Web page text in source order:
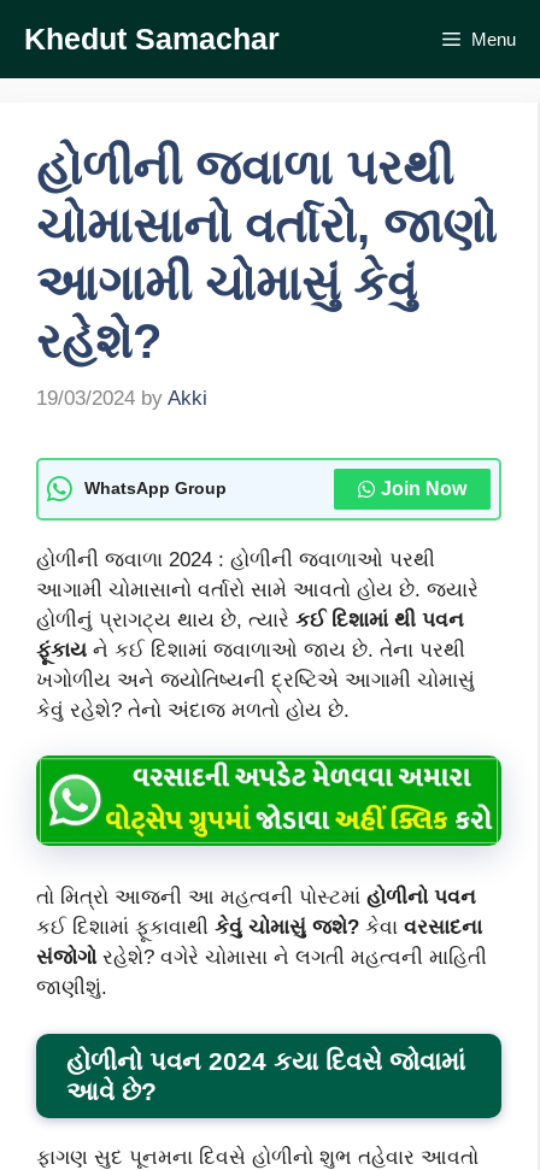
content
Khedut Samachar Menu
હોળીની જ્વાળા પરથી
ચોમાસાનો વર્તારો, જાણો
આગામી ચોમાસું કેવું
રહેશે?
19/03/2024 by Akki
WhatsApp Group Join Now
હોળીની જ્વાળા 2024 : હોળીની જ્વાળાઓ પરથી
આગામી ચોમાસાનો વર્તારો સામે આવતો હોય છે. જ્યારે
હોળીનું પ્રાગટ્ય થાય છે, ત્યારે કઈ દિશામાં થી પવન
ફૂંકાય ને કઈ દિશામાં જ્વાળાઓ જાય છે. તેના પરથી
ખગોળીય અને જ્યોતિષ્યની દ્રષ્ટિએ આગામી ચોમાસું
કેવું રહેશે? તેનો અંદાજ મળતો હોય છે.
તો મિત્રો આજની આ મહત્વની પોસ્ટમાં હોળીનો પવન
કઈ દિશામાં ફૂકાવાથી કેવું ચોમાસું જશે? કેવા વરસાદના
સંજોગો રહેશે? વગેરે ચોમાસા ને લગતી મહત્વની માહિતી
જાણીશું.
હોળીનો પવન 2024 કયા દિવસે જોવામાં
આવે છે?
ફાગણ સુદ પૂનમના દિવસે હોળીનો શુભ તહેવાર આવતો